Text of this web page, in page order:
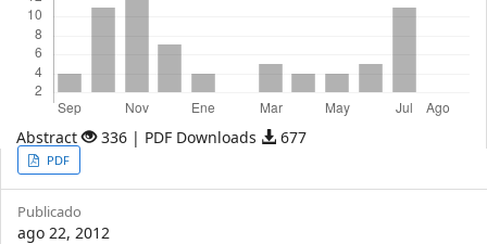
Abstract 336 | PDF Downloads 677
Article
Sidebar
PDF
Publicado
ago 22, 2012